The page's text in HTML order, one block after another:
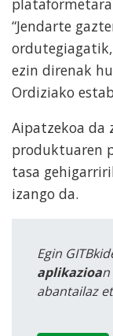
“Jendarte
ezin direnak
Ordiziako
Aipatzekoa da
produktuaren
tasa
izango da.
Egin
aplikazioan
abantailaz